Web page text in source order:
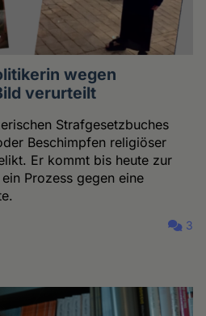
wegen
verurteilt
Strafgesetzbuches
Beschimpfen religiöser
Er kommt bis heute zur
Prozess gegen eine
3